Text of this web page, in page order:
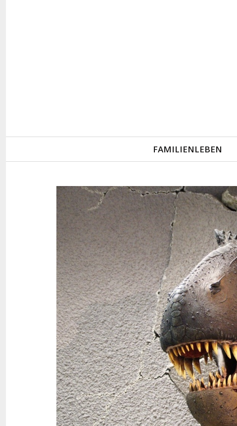
Navigation
FAMILIENLEBEN